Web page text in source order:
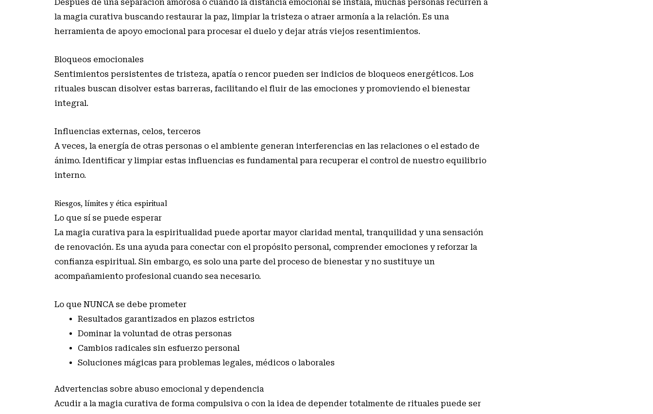
Después de una separación amorosa o cuando la distancia emocional se instala, muchas personas recurren a
la magia curativa buscando restaurar la paz, limpiar la tristeza o atraer armonía a la relación. Es una
herramienta de apoyo emocional para procesar el duelo y dejar atrás viejos resentimientos.
Bloqueos emocionales
Sentimientos persistentes de tristeza, apatía o rencor pueden ser indicios de bloqueos energéticos. Los
rituales buscan disolver estas barreras, facilitando el fluir de las emociones y promoviendo el bienestar
integral.
Influencias externas, celos, terceros
A veces, la energía de otras personas o el ambiente generan interferencias en las relaciones o el estado de
ánimo. Identificar y limpiar estas influencias es fundamental para recuperar el control de nuestro equilibrio
interno.
Riesgos, límites y ética espiritual
Lo que sí se puede esperar
La magia curativa para la espiritualidad puede aportar mayor claridad mental, tranquilidad y una sensación
de renovación. Es una ayuda para conectar con el propósito personal, comprender emociones y reforzar la
confianza espiritual. Sin embargo, es solo una parte del proceso de bienestar y no sustituye un
acompañamiento profesional cuando sea necesario.
Lo que NUNCA se debe prometer
Resultados garantizados en plazos estrictos
Dominar la voluntad de otras personas
Cambios radicales sin esfuerzo personal
Soluciones mágicas para problemas legales, médicos o laborales
Advertencias sobre abuso emocional y dependencia
Acudir a la magia curativa de forma compulsiva o con la idea de depender totalmente de rituales puede ser